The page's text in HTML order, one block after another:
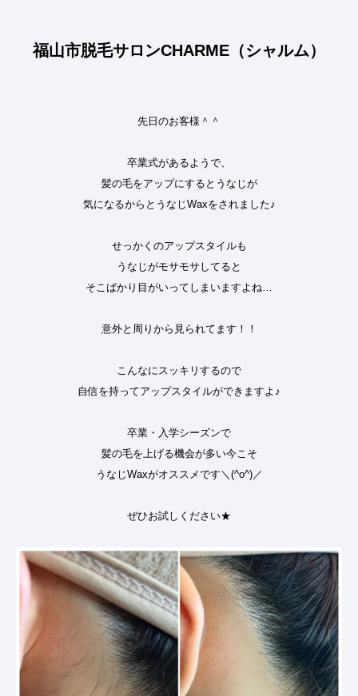
福山市脱毛サロンCHARME（シャルム）
先日のお客様＾＾
卒業式があるようで、
髪の毛をアップにするとうなじが
気になるからとうなじWaxをされました♪
せっかくのアップスタイルも
うなじがモサモサしてると
そこばかり目がいってしまいますよね…
意外と周りから見られてます！！
こんなにスッキリするので
自信を持ってアップスタイルができますよ♪
卒業・入学シーズンで
髪の毛を上げる機会が多い今こそ
うなじWaxがオススメです＼(^o^)／
ぜひお試しください★